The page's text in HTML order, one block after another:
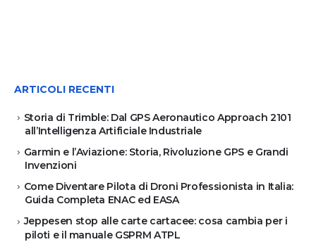
ARTICOLI RECENTI
Storia di Trimble: Dal GPS Aeronautico Approach 2101
all’Intelligenza Artificiale Industriale
Garmin e l’Aviazione: Storia, Rivoluzione GPS e Grandi
Invenzioni
Come Diventare Pilota di Droni Professionista in Italia:
Guida Completa ENAC ed EASA
Jeppesen stop alle carte cartacee: cosa cambia per i
piloti e il manuale GSPRM ATPL